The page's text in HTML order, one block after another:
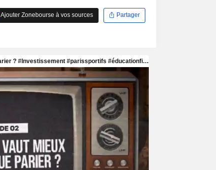
Ajouter Zonebourse à vos sources Partager